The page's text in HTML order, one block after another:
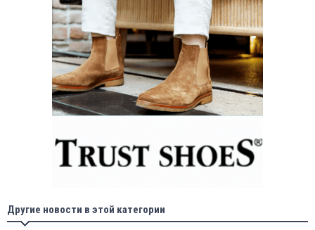
Другие новости в этой категории